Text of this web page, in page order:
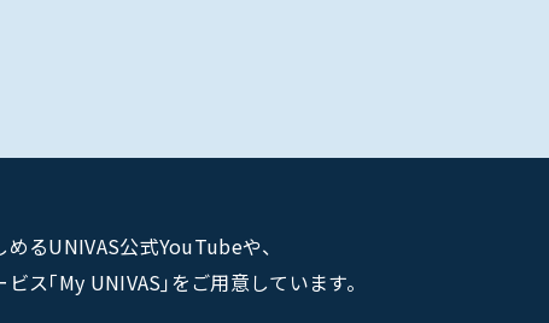
るUNIVAS公式YouTubeや、
ス｢My UNIVAS｣をご用意しています。